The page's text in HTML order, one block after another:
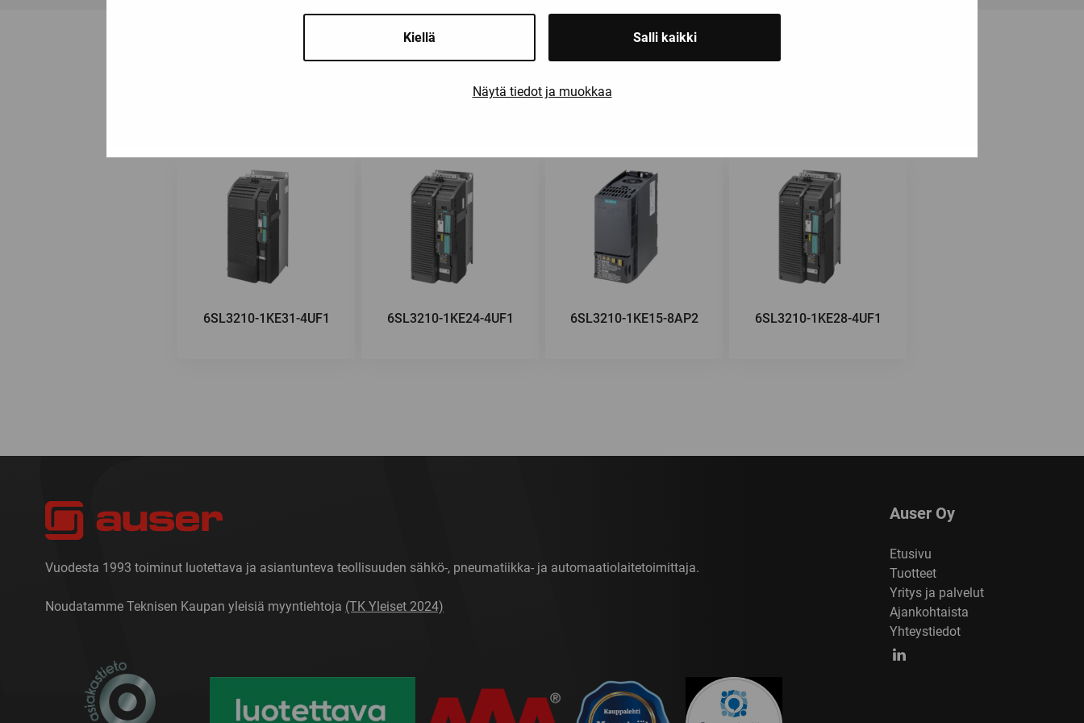
Kiellä Salli kaikki
Näytä tiedot ja muokkaa
6SL3210-1KE31-4UF1 6SL3210-1KE24-4UF1 6SL3210-1KE15-8AP2 6SL3210-1KE28-4UF1
Vuodesta 1993 toiminut luotettava ja asiantunteva teollisuuden sähkö-, pneumatiikka- ja automaatiolaitetoimittaja.
Noudatamme Teknisen Kaupan yleisiä myyntiehtoja (TK Yleiset 2024)
Auser Oy
Etusivu
Tuotteet
Yritys ja palvelut
Ajankohtaista
Yhteystiedot